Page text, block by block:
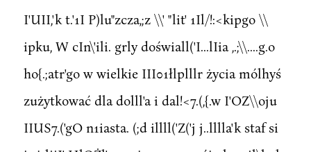
I'UII,'k t.'1I P)lu"zcza,;z \\' "lit' 1Il/!:<kipgo \\
ipku, W cIn\'ili. grly doświall('I...lIia ,.;\\....g.o
ho{.;atr'go w wielkie III01łlplllr życia mólhyś
zużytkować dla dolll'a i dal!<7.(,{.w I'OZ\\oju
IIUS7.('gO n1iasta. (;d illll('Z('j j..lllla'k staf si